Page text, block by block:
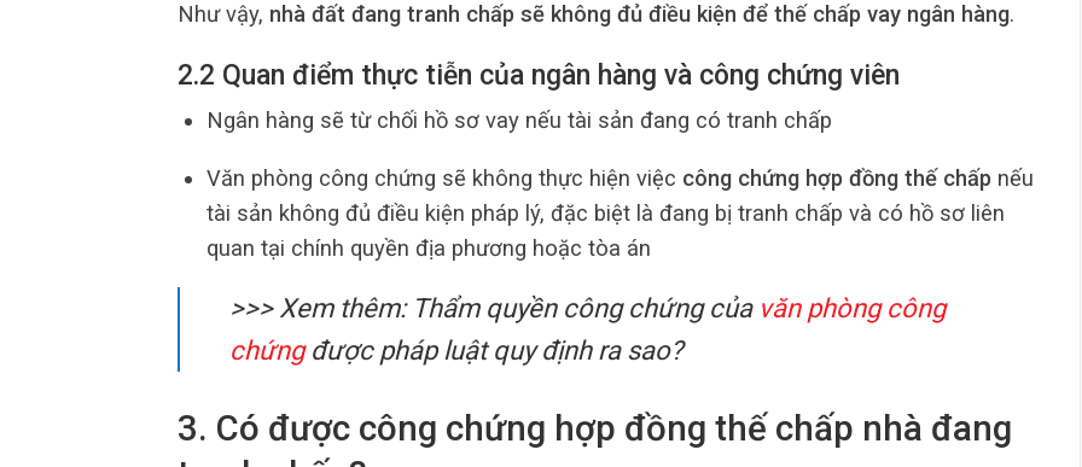
Như vậy, nhà đất đang tranh chấp sẽ không đủ điều kiện để thế chấp vay ngân hàng.
2.2 Quan điểm thực tiễn của ngân hàng và công chứng viên
Ngân hàng sẽ từ chối hồ sơ vay nếu tài sản đang có tranh chấp
Văn phòng công chứng sẽ không thực hiện việc công chứng hợp đồng thế chấp nếu
tài sản không đủ điều kiện pháp lý, đặc biệt là đang bị tranh chấp và có hồ sơ liên
quan tại chính quyền địa phương hoặc tòa án
>>> Xem thêm: Thẩm quyền công chứng của văn phòng công
chứngđược pháp luật quy định ra sao?
3. Có được công chứng hợp đồng thế chấp nhà đang